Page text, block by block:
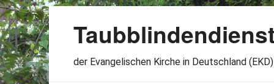
der Evangelischen Kirche in Deutschland (EKD)